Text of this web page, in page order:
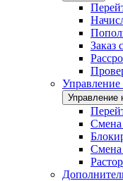
Заказ
Управление
Смена
Смена